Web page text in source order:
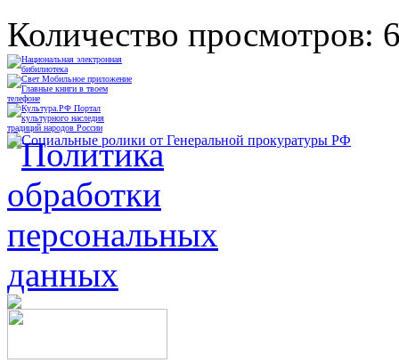
Количество просмотров: